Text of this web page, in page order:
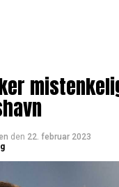
den 22. februar 2023